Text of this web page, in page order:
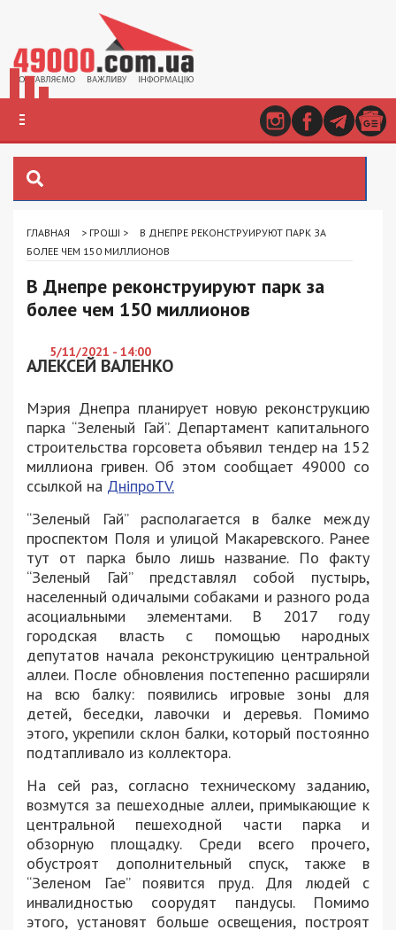
ГЛАВНАЯ > ГРОШІ >
В ДНЕПРЕ РЕКОНСТРУИРУЮТ ПАРК ЗА
БОЛЕЕ ЧЕМ 150 МИЛЛИОНОВ
В Днепре реконструируют парк за
более чем 150 миллионов
5/11/2021 - 14:00
АЛЕКСЕЙ ВАЛЕНКО
Мэрия Днепра планирует новую реконструкцию
парка “Зеленый Гай”. Департамент капитального
строительства горсовета объявил тендер на 152
миллиона гривен. Об этом сообщает 49000 со
ссылкой на ДніпроTV.
“Зеленый Гай” располагается в балке между
проспектом Поля и улицой Макаревского. Ранее
тут от парка было лишь название. По факту
“Зеленый Гай” представлял собой пустырь,
населенный одичалыми собаками и разного рода
асоциальными элементами. В 2017 году
городская власть с помощью народных
депутатов начала реконструкицию центральной
аллеи. После обновления постепенно расширяли
на всю балку: появились игровые зоны для
детей, беседки, лавочки и деревья. Помимо
этого, укрепили склон балки, который постоянно
подтапливало из коллектора.
На сей раз, согласно техническому заданию,
возмутся за пешеходные аллеи, примыкающие к
центральной пешеходной части парка и
обзорную площадку. Среди всего прочего,
обустроят дополнительный спуск, также в
“Зеленом Гае” появится пруд. Для людей с
инвалидностью соорудят пандусы. Помимо
этого, установят больше освещения, построят